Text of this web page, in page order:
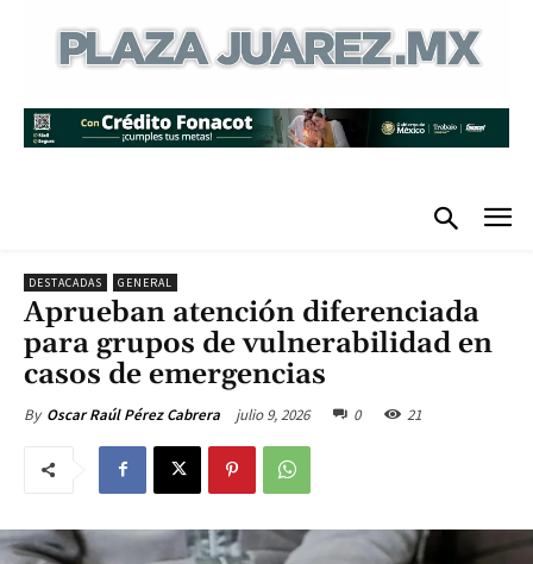
DESTACADAS GENERAL
Aprueban atención diferenciada
para grupos de vulnerabilidad en
casos de emergencias
By Oscar Raúl Pérez Cabrera julio 9, 2026 0 21